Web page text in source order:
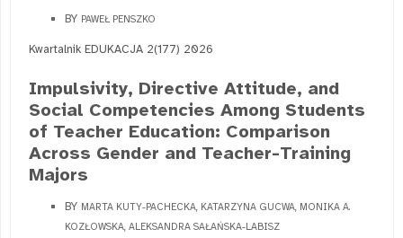
BY PAWEŁ PENSZKO
Kwartalnik EDUKACJA 2(177) 2026
Impulsivity, Directive Attitude, and
Social Competencies Among Students
of Teacher Education: Comparison
Across Gender and Teacher-Training
Majors
BY MARTA KUTY-PACHECKA, KATARZYNA GUCWA, MONIKA A.
KOZŁOWSKA, ALEKSANDRA SAŁAŃSKA-LABISZ